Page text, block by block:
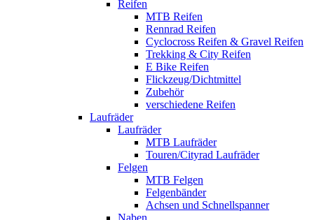
Reifen
MTB Reifen
Rennrad Reifen
Cyclocross Reifen & Gravel Reifen
Trekking & City Reifen
E Bike Reifen
Flickzeug/Dichtmittel
Zubehör
verschiedene Reifen
Laufräder
Laufräder
MTB Laufräder
Touren/Cityrad Laufräder
Felgen
MTB Felgen
Felgenbänder
Achsen und Schnellspanner
Naben